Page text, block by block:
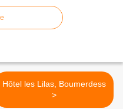
Hôtel les Lilas, Boumerdess
>